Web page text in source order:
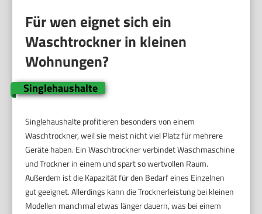
Für wen eignet sich ein
Waschtrockner in kleinen
Wohnungen?
Singlehaushalte
Singlehaushalte profitieren besonders von einem
Waschtrockner, weil sie meist nicht viel Platz für mehrere
Geräte haben. Ein Waschtrockner verbindet Waschmaschine
und Trockner in einem und spart so wertvollen Raum.
Außerdem ist die Kapazität für den Bedarf eines Einzelnen
gut geeignet. Allerdings kann die Trocknerleistung bei kleinen
Modellen manchmal etwas länger dauern, was bei einem